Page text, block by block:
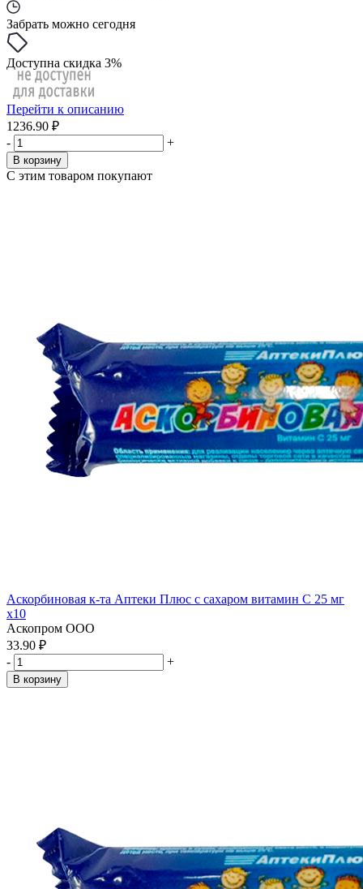
Забрать можно сегодня
Доступна скидка 3%
Перейти к описанию
1236.90 ₽
-
+
В корзину
С этим товаром покупают
Аскорбиновая к-та Аптеки Плюс с сахаром витамин С 25 мг
x10
Аскопром ООО
33.90 ₽
-
+
В корзину